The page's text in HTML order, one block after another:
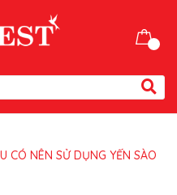
CÓ NÊN SỬ DỤNG YẾN SÀO